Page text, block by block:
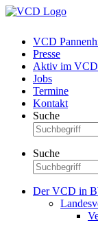
VCD
Presse
Aktiv im VCD
Jobs
Termine
Kontakt
Suche
Suche
Der VCD in